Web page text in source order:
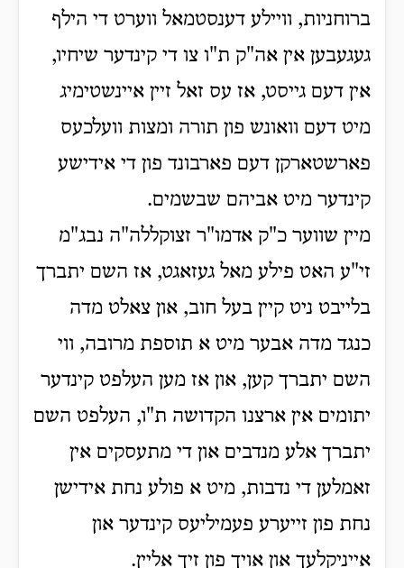
ברוחניות, וויילע דענסטמאל ווערט די הילף
געגעבען אין אה"ק ת"ו צו די קינדער שיחיו,
אין דעם גייסט, אז עס זאל זיין איינשטימיג
מיט דעם וואונש פון תורה ומצות וועלכעס
פארשטארקן דעם פארבונד פון די אידישע
קינדער מיט אביהם שבשמים.
מיין שווער כ"ק אדמו"ר זצוקללה"ה נבג"מ
זי"ע האט פילע מאל געזאגט, אז השם יתברך
בלייבט ניט קיין בעל חוב, און צאלט מדה
כנגד מדה אבער מיט א תוספת מרובה, ווי
השם יתברך קען, און אז מען העלפט קינדער
יתומים אין ארצנו הקדושה ת"ו, העלפט השם
יתברך אלע מנדבים און די מתעסקים אין
זאמלען די נדבות, מיט א פולע נחת אידישן
נחת פון זייערע פעמיליעס קינדער און
אייניקלעך און אויך פון זיך אליין.